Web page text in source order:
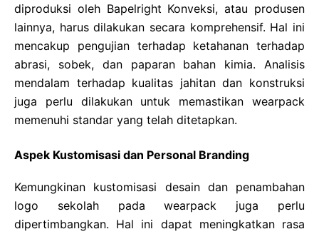
diproduksi oleh Bapelright Konveksi, atau produsen
lainnya, harus dilakukan secara komprehensif. Hal ini
mencakup pengujian terhadap ketahanan terhadap
abrasi, sobek, dan paparan bahan kimia. Analisis
mendalam terhadap kualitas jahitan dan konstruksi
juga perlu dilakukan untuk memastikan wearpack
memenuhi standar yang telah ditetapkan.
Aspek Kustomisasi dan Personal Branding
Kemungkinan kustomisasi desain dan penambahan
logo sekolah pada wearpack juga perlu
dipertimbangkan. Hal ini dapat meningkatkan rasa